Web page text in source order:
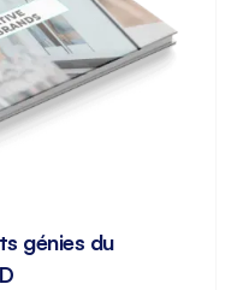
génies du